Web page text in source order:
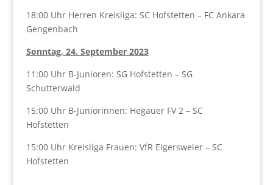
18:00 Uhr Herren Kreisliga: SC Hofstetten – FC Ankara
Gengenbach
Sonntag, 24. September 2023
11:00 Uhr B-Junioren: SG Hofstetten – SG
Schutterwald
15:00 Uhr B-Juniorinnen: Hegauer FV 2 – SC
Hofstetten
15:00 Uhr Kreisliga Frauen: VfR Elgersweier – SC
Hofstetten